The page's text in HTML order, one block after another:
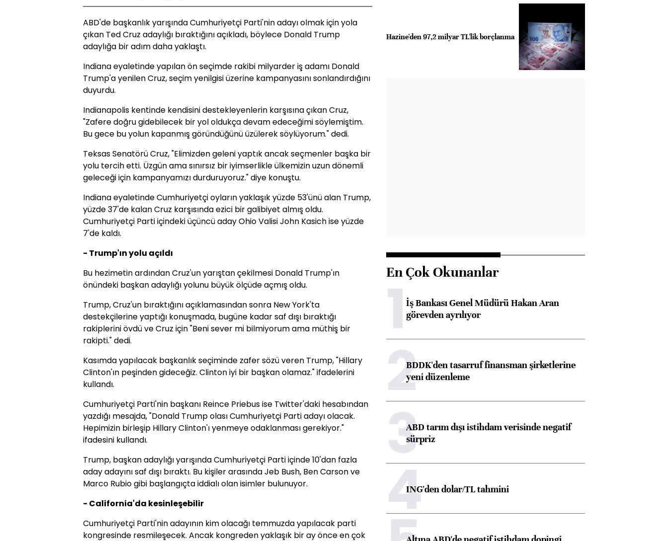
ABD'de başkanlık yarışında Cumhuriyetçi Parti'nin adayı olmak için yola
çıkan Ted Cruz adaylığı bıraktığını açıkladı, böylece Donald Trump
adaylığa bir adım daha yaklaştı.
Indiana eyaletinde yapılan ön seçimde rakibi milyarder iş adamı Donald
Trump'a yenilen Cruz, seçim yenilgisi üzerine kampanyasını sonlandırdığını
duyurdu.
Indianapolis kentinde kendisini destekleyenlerin karşısına çıkan Cruz,
"Zafere doğru gidebilecek bir yol oldukça devam edeceğimi söylemiştim.
Bu gece bu yolun kapanmış göründüğünü üzülerek söylüyorum." dedi.
Teksas Senatörü Cruz, "Elimizden geleni yaptık ancak seçmenler başka bir
yolu tercih etti. Üzgün ama sınırsız bir iyimserlikle ülkemizin uzun dönemli
geleceği için kampanyamızı durduruyoruz." diye konuştu.
Indiana eyaletinde Cumhuriyetçi oyların yaklaşık yüzde 53'ünü alan Trump,
yüzde 37'de kalan Cruz karşısında ezici bir galibiyet almış oldu.
Cumhuriyetçi Parti içindeki üçüncü aday Ohio Valisi John Kasich ise yüzde
7'de kaldı.
- Trump'ın yolu açıldı
Bu hezimetin ardından Cruz'un yarıştan çekilmesi Donald Trump'ın
önündeki başkan adaylığı yolunu büyük ölçüde açmış oldu.
Trump, Cruz'un bıraktığını açıklamasından sonra New York'ta
destekçilerine yaptığı konuşmada, bugüne kadar saf dışı bıraktığı
rakiplerini övdü ve Cruz için "Beni sever mi bilmiyorum ama müthiş bir
rakipti." dedi.
Kasımda yapılacak başkanlık seçiminde zafer sözü veren Trump, "Hillary
Clinton'ın peşinden gideceğiz. Clinton iyi bir başkan olamaz." ifadelerini
kullandı.
Cumhuriyetçi Parti'nin başkanı Reince Priebus ise Twitter'daki hesabından
yazdığı mesajda, "Donald Trump olası Cumhuriyetçi Parti adayı olacak.
Hepimizin birleşip Hillary Clinton'ı yenmeye odaklanması gerekiyor."
ifadesini kullandı.
Trump, başkan adaylığı yarışında Cumhuriyetçi Parti içinde 10'dan fazla
aday adayını saf dışı bıraktı. Bu kişiler arasında Jeb Bush, Ben Carson ve
Marco Rubio gibi başlangıçta iddialı olan isimler bulunuyor.
- California'da kesinleşebilir
Cumhuriyetçi Parti'nin adayının kim olacağı temmuzda yapılacak parti
kongresinde resmileşecek. Ancak kongreden yaklaşık bir ay önce en çok
Hazine'den 97,2 milyar TL'lik borçlanma
En Çok Okunanlar
1İş Bankası Genel Müdürü Hakan Aran
görevden ayrılıyor
2BDDK'den tasarruf finansman şirketlerine
yeni düzenleme
3ABD tarım dışı istihdam verisinde negatif
sürpriz
4ING'den dolar/TL tahmini